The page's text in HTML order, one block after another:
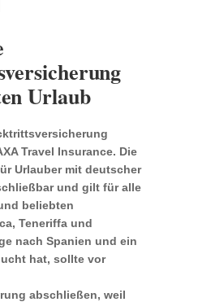
Urlaub
Travel Insurance. Die
Urlauber mit deutscher
und gilt für alle
beliebten
Teneriffa und
nach Spanien und ein
hat, sollte vor
abschließen, weil